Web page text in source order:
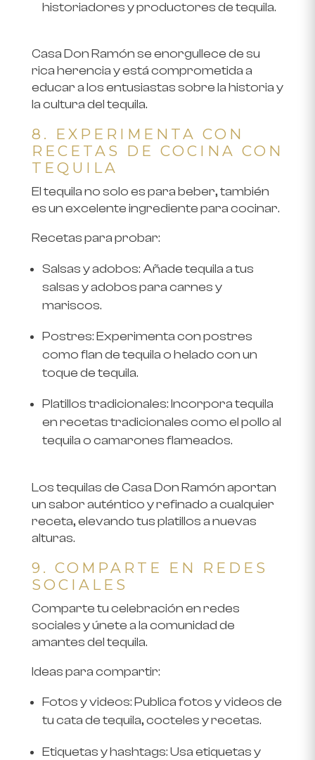
historiadores y productores de tequila.
Casa Don Ramón se enorgullece de su
rica herencia y está comprometida a
educar a los entusiastas sobre la historia y
la cultura del tequila.
8. EXPERIMENTA CON
RECETAS DE COCINA CON
TEQUILA
El tequila no solo es para beber, también
es un excelente ingrediente para cocinar.
Recetas para probar:
Salsas y adobos: Añade tequila a tus
salsas y adobos para carnes y
mariscos.
Postres: Experimenta con postres
como flan de tequila o helado con un
toque de tequila.
Platillos tradicionales: Incorpora tequila
en recetas tradicionales como el pollo al
tequila o camarones flameados.
Los tequilas deCasa Don Ramónaportan
un sabor auténtico y refinado a cualquier
receta, elevando tus platillos a nuevas
alturas.
9. COMPARTE EN REDES
SOCIALES
Comparte tu celebración en redes
sociales y únete a la comunidad de
amantes del tequila.
Ideas para compartir:
Fotos y videos: Publica fotos y videos de
tu cata de tequila, cocteles y recetas.
Etiquetas y hashtags: Usa etiquetas y